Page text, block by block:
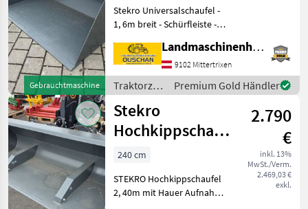
Gebrauchtmaschine
Stekro Universalschaufel -
1, 6m breit - Schürfleiste -
verfügbar Wir sind gerne
telefonisch für Sie
erreichbar, oder besuche
Landmaschinenhandel Ouschan Anton
9102 Mittertrixen
Traktorzubehör
/ Stekro
Premium Gold Händler
Stekro
Hochkippschaufel
2,40m mit Hauer
Aufnahme
2.790
€
inkl. 13%
MwSt./Verm.
2.469,03 €
exkl.
240 cm
STEKRO Hochkippschaufel
2, 40m mit Hauer Aufnahme